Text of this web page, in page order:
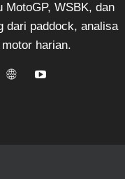
MotoGP, WSBK, dan
dari paddock, analisa
harian.